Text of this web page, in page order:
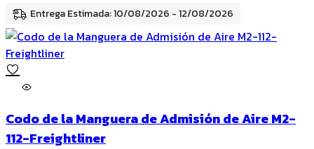
Entrega Estimada: 10/08/2026 - 12/08/2026
Codo de la Manguera de Admisión de Aire M2-
112-Freightliner